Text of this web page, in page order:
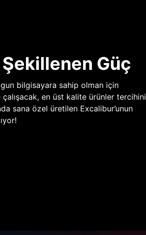
Güç
bilgisayara sahip olman için
en üst kalite ürünler tercihini
sana özel üretilen Excalibur’unun